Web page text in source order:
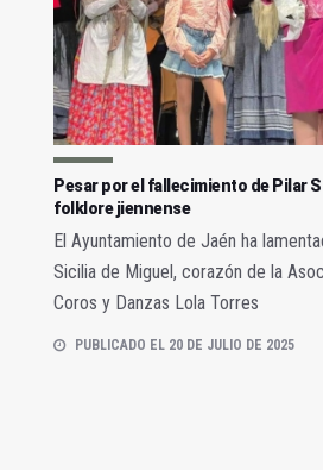
Pesar por el fallecimiento de Pilar
folklore jiennense
El Ayuntamiento de Jaén ha
Sicilia de Miguel, corazón de la
Coros y Danzas Lola Torres
PUBLICADO EL 20 DE JULIO DE 2025